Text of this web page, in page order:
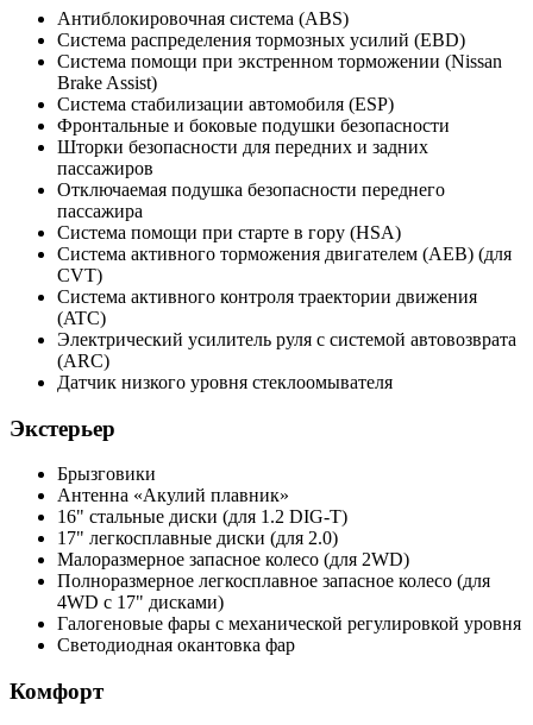
Антиблокировочная система (ABS)
Система распределения тормозных усилий (EBD)
Система помощи при экстренном торможении (Nissan
Brake Assist)
Система стабилизации автомобиля (ESP)
Фронтальные и боковые подушки безопасности
Шторки безопасности для передних и задних
пассажиров
Отключаемая подушка безопасности переднего
пассажира
Система помощи при старте в гору (HSA)
Система активного торможения двигателем (AEB) (для
CVT)
Система активного контроля траектории движения
(ATC)
Электрический усилитель руля с системой автовозврата
(ARC)
Датчик низкого уровня стеклоомывателя
Экстерьер
Брызговики
Антенна «Акулий плавник»
16" стальные диски (для 1.2 DIG-T)
17" легкосплавные диски (для 2.0)
Малоразмерное запасное колесо (для 2WD)
Полноразмерное легкосплавное запасное колесо (для
4WD с 17" дисками)
Галогеновые фары с механической регулировкой уровня
Светодиодная окантовка фар
Комфорт